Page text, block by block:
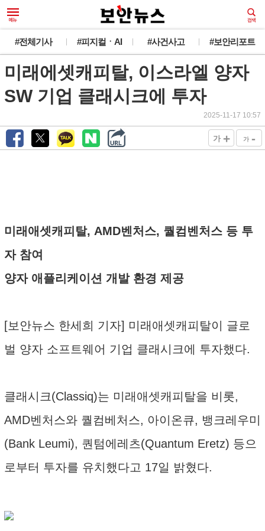
#전체기사 #피지컬ㆍAI #사건사고 #보안리포트
미래에셋캐피탈, 이스라엘 양자
SW 기업 클래시크에 투자
2025-11-17 10:57
가 + 가 -
미래애셋캐피탈, AMD벤처스, 퀄컴벤처스 등 투
자 참여
양자 애플리케이션 개발 환경 제공
[보안뉴스 한세희 기자] 미래애셋캐피탈이 글로
벌 양자 소프트웨어 기업 클래시크에 투자했다.
클래시크(Classiq)는 미래애셋캐피탈을 비롯,
AMD벤처스와 퀄컴베처스, 아이온큐, 뱅크레우미
(Bank Leumi), 퀀텀에레츠(Quantum Eretz) 등으
로부터 투자를 유치했다고 17일 밝혔다.